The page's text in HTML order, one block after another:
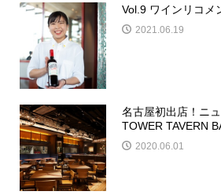
Vol.9 ワインリコメ
2021.06.19
名古屋初出店！ニ
TOWER TAVERN
2020.06.01